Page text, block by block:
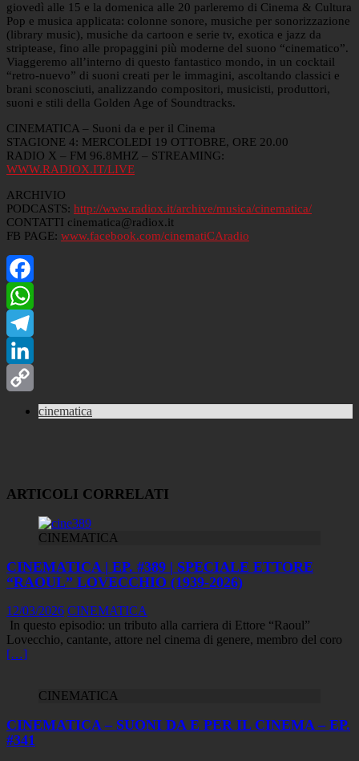
giovedì alle 15 e la domenica alle 20 parleremo di Cinema & Cultura
Pop e musica applicata: colonne sonore, musiche per sonorizzazione
(library music), musiche da cartoon e serie tv, exotica e jazz da
striptease, fino alle propaggini più moderne del suono “cinematico”.
Viaggeremo all’interno di questo fantastico mondo, in un cocktail
“retro-nuevo” di suoni creati per le immagini, ascoltando classici e
brani sconosciuti, analizzando compositori, musicisti, produttori,
suoni e stili della Golden Age of Soundtracks.
CINEMATICA – Suoni da e per il Cinema
STAGIONE 4: MERCOLEDI 19 OTTOBRE, ORE 20.00
RADIO X – FM 96.8MHZ – STREAMING:
WWW.RADIOX.IT/LIVE
ARCHIVIO
PODCASTS: http://www.radiox.it/archive/musica/cinematica/
CONTATTI cinematica@radiox.it
FB PAGE: www.facebook.com/cinematiCAradio
Facebook
WhatsApp
Telegram
LinkedIn
cinematica
ARTICOLI CORRELATI
CINEMATICA
CINEMATICA | EP. #389 | SPECIALE ETTORE
“RAOUL” LOVECCHIO (1939-2026)
12/03/2026 CINEMATICA
In questo episodio: un tributo alla carriera di Ettore “Raoul”
Lovecchio, cantante, attore nel cinema di genere, membro del coro
[…]
CINEMATICA
CINEMATICA – SUONI DA E PER IL CINEMA – EP.
#341